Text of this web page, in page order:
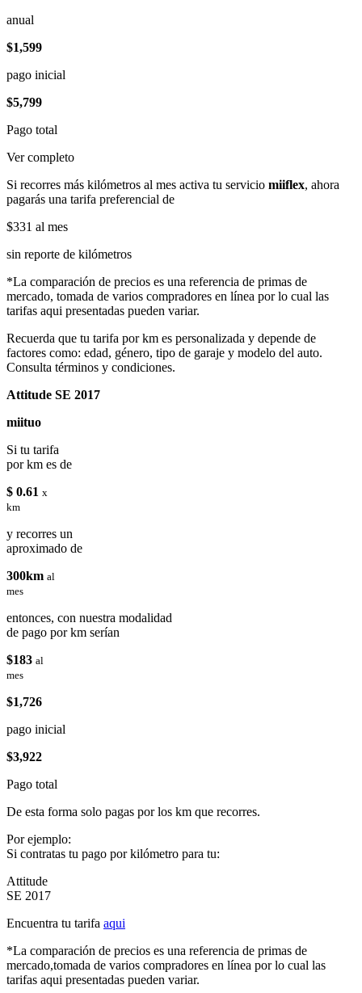
anual
$1,599
pago inicial
$5,799
Pago total
Ver completo
Si recorres más kilómetros al mes activa tu servicio miiflex, ahora
pagarás una tarifa preferencial de
$331 al mes
sin reporte de kilómetros
*La comparación de precios es una referencia de primas de
mercado, tomada de varios compradores en línea por lo cual las
tarifas aqui presentadas pueden variar.
Recuerda que tu tarifa por km es personalizada y depende de
factores como: edad, género, tipo de garaje y modelo del auto.
Consulta términos y condiciones.
Attitude SE 2017
miituo
Si tu tarifa
por km es de
$ 0.61 x
km
y recorres un
aproximado de
300km al
mes
entonces, con nuestra modalidad
de pago por km serían
$183 al
mes
$1,726
pago inicial
$3,922
Pago total
De esta forma solo pagas por los km que recorres.
Por ejemplo:
Si contratas tu pago por kilómetro para tu:
Attitude
SE 2017
Encuentra tu tarifa aqui
*La comparación de precios es una referencia de primas de
mercado,tomada de varios compradores en línea por lo cual las
tarifas aqui presentadas pueden variar.